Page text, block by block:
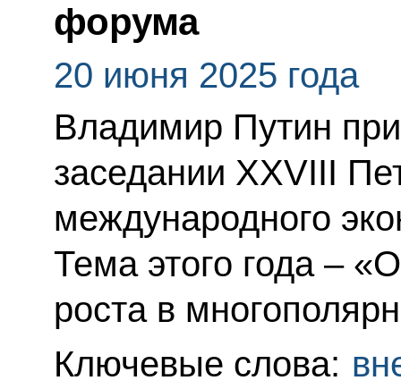
форума
20 июня 2025 года
Владимир Путин
заседании XXVIII
международного
Тема этого года –
роста в
Ключевые слова: